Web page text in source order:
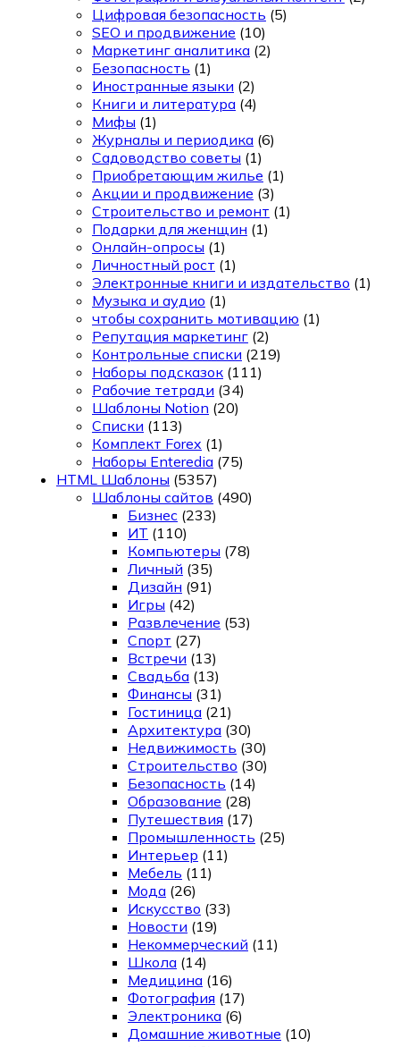
Цифровая безопасность (5)
SEO и продвижение (10)
Маркетинг аналитика (2)
Безопасность (1)
Иностранные языки (2)
Книги и литература (4)
Мифы (1)
Журналы и периодика (6)
Садоводство советы (1)
Приобретающим жилье (1)
Акции и продвижение (3)
Строительство и ремонт (1)
Подарки для женщин (1)
Онлайн-опросы (1)
Личностный рост (1)
Электронные книги и издательство (1)
Музыка и аудио (1)
чтобы сохранить мотивацию (1)
Репутация маркетинг (2)
Контрольные списки (219)
Наборы подсказок (111)
Рабочие тетради (34)
Шаблоны Notion (20)
Списки (113)
Комплект Forex (1)
Наборы Enteredia (75)
HTML Шаблоны (5357)
Шаблоны сайтов (490)
Бизнес (233)
ИТ (110)
Компьютеры (78)
Личный (35)
Дизайн (91)
Игры (42)
Развлечение (53)
Спорт (27)
Встречи (13)
Свадьба (13)
Финансы (31)
Гостиница (21)
Архитектура (30)
Недвижимость (30)
Строительство (30)
Безопасность (14)
Образование (28)
Путешествия (17)
Промышленность (25)
Интерьер (11)
Мебель (11)
Мода (26)
Искусство (33)
Новости (19)
Некоммерческий (11)
Школа (14)
Медицина (16)
Фотография (17)
Электроника (6)
Домашние животные (10)